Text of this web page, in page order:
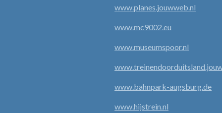
www.planes.jouwweb.nl
www.mc9002.eu
www.museumspoor.nl
www.bahnpark-augsburg.de
www.hijstrein.nl